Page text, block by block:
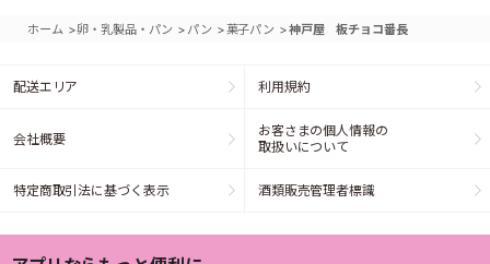
ホーム >卵・乳製品・パン > パン >菓子パン >神戸屋 板チョコ番長
配送エリア 利用規約
会社概要
お客さまの個人情報の
取扱いについて
特定商取引法に基づく表示 酒類販売管理者標識